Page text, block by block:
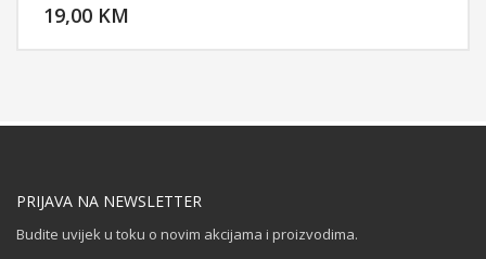
19,00 KM
PRIJAVA NA NEWSLETTER
Budite uvijek u toku o novim akcijama i proizvodima.